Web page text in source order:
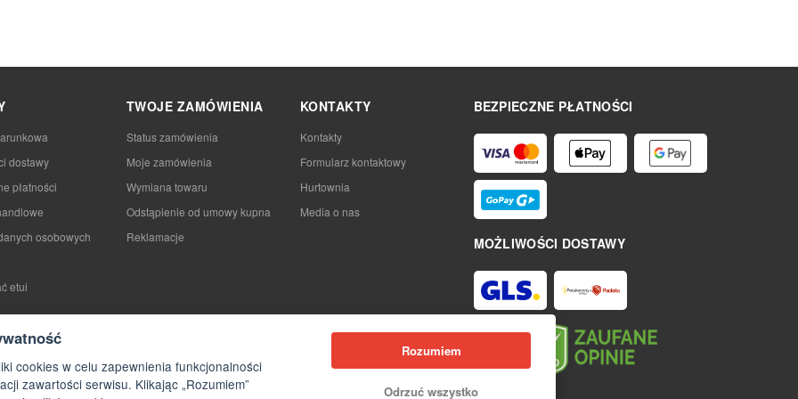
BEZPIECZNE PŁATNOŚCI
MOŻLIWOŚCI DOSTAWY
dostawy
płatności
osobowych
etui
TWOJE ZAMÓWIENIA
Status zamówienia
Moje zamówienia
Wymiana towaru
Odstąpienie od umowy kupna
Reklamacje
KONTAKTY
Kontakty
Formularz kontaktowy
Hurtownia
Media o nas
cookies w celu zapewnienia funkcjonalności
zawartości serwisu. Klikając „Rozumiem”
Rozumiem
Odrzuć wszystko